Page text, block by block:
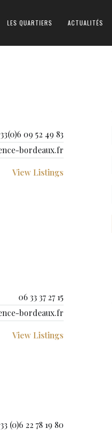
LES QUARTIERS ACTUALITÉS
09 52 49 83
bordeaux.fr
View Listings
06 33 37 27 15
bordeaux.fr
View Listings
(0)6 22 78 19 80